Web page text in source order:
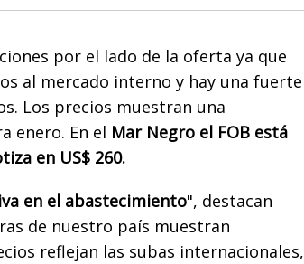
por el lado de la oferta ya que
al mercado interno y hay una fuerte
Los precios muestran una
enero. En el Mar Negro el FOB está
en US$ 260.
en el abastecimiento", destacan
de nuestro país muestran
reflejan las subas internacionales,